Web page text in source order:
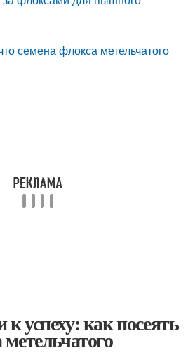
семена флокса метельчатого
успеху: как посеять